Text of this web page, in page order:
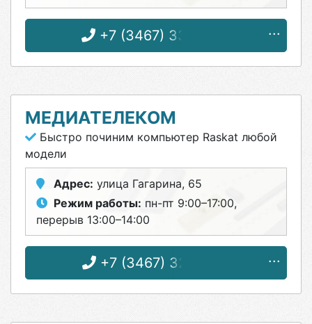
+7 (3467) 33-35-51
МЕДИАТЕЛЕКОМ
Быстро починим компьютер Raskat любой
модели
Адрес: улица Гагарина, 65
Режим работы: пн-пт 9:00–17:00,
перерыв 13:00–14:00
+7 (3467) 32-51-25